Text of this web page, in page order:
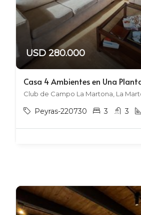
USD 280.000
Club de Campo La Martona, La
Peyras-220730 3 3